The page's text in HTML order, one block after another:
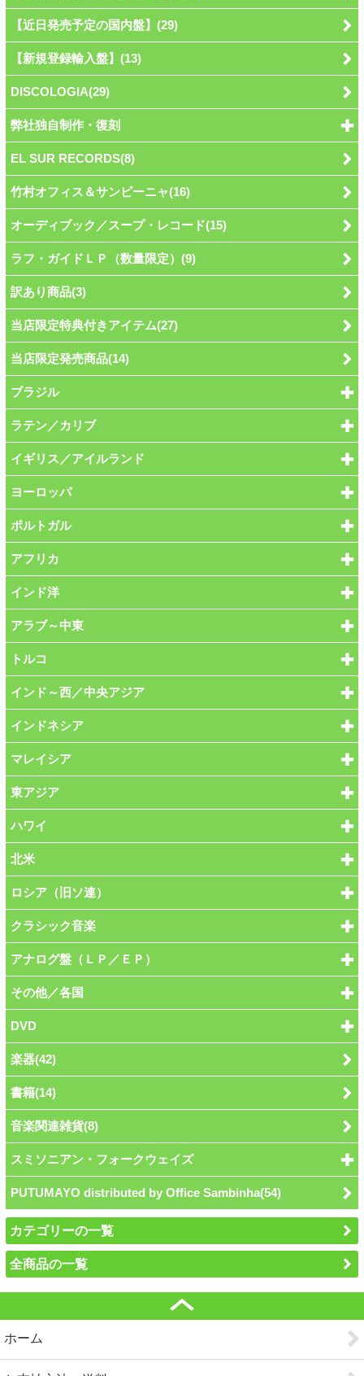
【近日発売予定の国内盤】(29)
【新規登録輸入盤】(13)
DISCOLOGIA(29)
弊社独自制作・復刻
EL SUR RECORDS(8)
竹村オフィス＆サンビーニャ(16)
オーディブック／スープ・レコード(15)
ラフ・ガイドＬＰ（数量限定）(9)
訳あり商品(3)
当店限定特典付きアイテム(27)
当店限定発売商品(14)
ブラジル
ラテン／カリブ
イギリス／アイルランド
ヨーロッパ
ポルトガル
アフリカ
インド洋
アラブ～中東
トルコ
インド～西／中央アジア
インドネシア
マレイシア
東アジア
ハワイ
北米
ロシア（旧ソ連）
クラシック音楽
アナログ盤（ＬＰ／ＥＰ）
その他／各国
DVD
楽器(42)
書籍(14)
音楽関連雑貨(8)
スミソニアン・フォークウェイズ
PUTUMAYO distributed by Office Sambinha(54)
カテゴリーの一覧
全商品の一覧
ホーム